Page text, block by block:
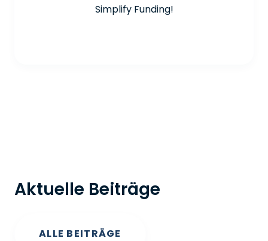
Simplify Funding!
Aktuelle Beiträge
ALLE BEITRÄGE